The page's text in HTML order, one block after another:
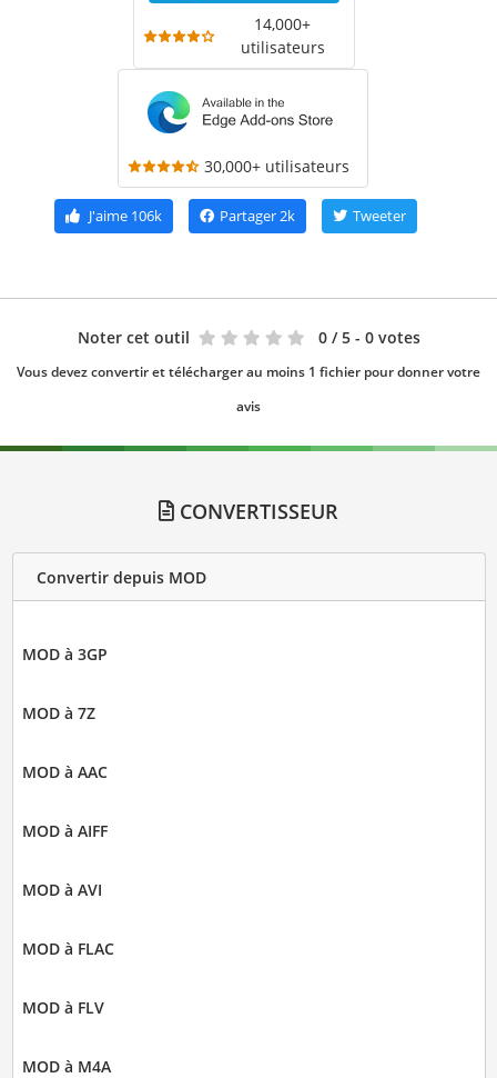
14,000+
utilisateurs
30,000+ utilisateurs
J'aime106k Partager2k Tweeter
Noter cet outil 0 / 5 - 0 votes
Vous devez convertir et télécharger au moins 1 fichier pour donner votre
avis
CONVERTISSEUR
Convertir depuis MOD
MOD à 3GP
MOD à 7Z
MOD à AAC
MOD à AIFF
MOD à AVI
MOD à FLAC
MOD à FLV
MOD à M4A